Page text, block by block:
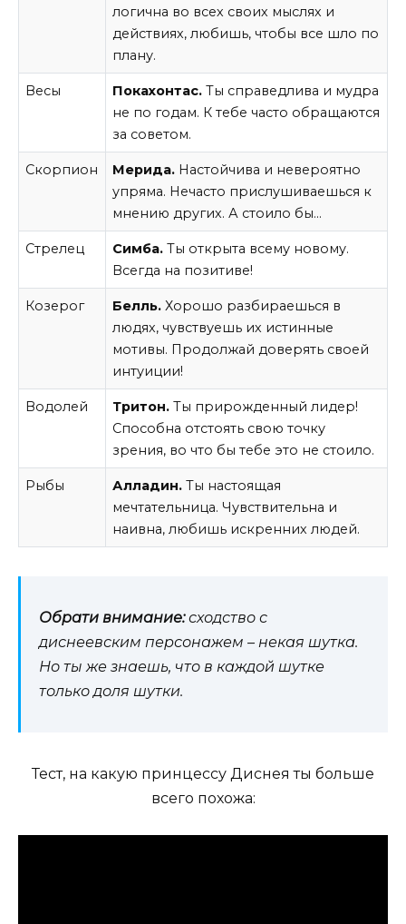
логична во всех своих мыслях и
действиях, любишь, чтобы все шло по
плану.
Весы Покахонтас.Ты справедлива и мудра
не по годам. К тебе часто обращаются
за советом.
Скорпион Мерида. Настойчива и невероятно
упряма. Нечасто прислушиваешься к
мнению других. А стоило бы…
Стрелец Симба.Ты открыта всему новому.
Всегда на позитиве!
Козерог Белль.Хорошо разбираешься в
людях, чувствуешь их истинные
мотивы. Продолжай доверять своей
интуиции!
Водолей Тритон.Ты прирожденный лидер!
Способна отстоять свою точку
зрения, во что бы тебе это не стоило.
Рыбы Алладин.Ты настоящая
мечтательница. Чувствительна и
наивна, любишь искренних людей.
Обрати внимание:сходство с
диснеевским персонажем – некая шутка.
Но ты же знаешь, что в каждой шутке
только доля шутки.
Тест, на какую принцессу Диснея ты больше
всего похожа: